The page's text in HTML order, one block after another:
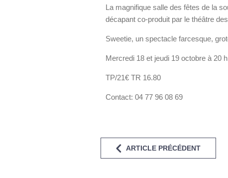
La magnifique salle des fêtes de la
décapant co-produit par le théâtre
Sweetie, un spectacle farcesque,
Mercredi 18 et jeudi 19 octobre à 20
TP/21€ TR 16.80
Contact: 04 77 96 08 69
ARTICLE PRÉCÉDENT